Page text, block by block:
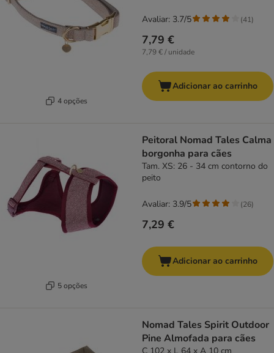
4 opções
7,79 €
7,79 € / unidade
Avaliar: 3.7/5 (41)
Adicionar ao carrinho
5 opções
Peitoral Nomad Tales Calma
borgonha para cães
Tam. XS: 26 - 34 cm contorno do
peito
7,29 €
Avaliar: 3.9/5 (26)
Adicionar ao carrinho
Nomad Tales Spirit Outdoor
Pine Almofada para cães